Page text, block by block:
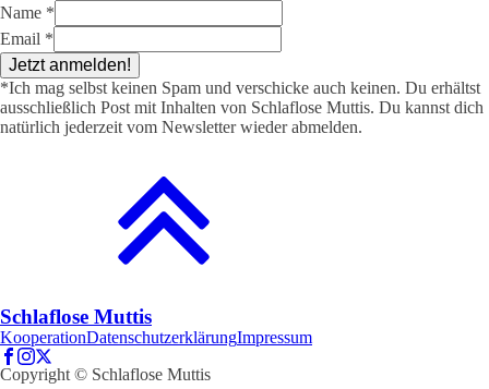
Name *
Email *
Jetzt anmelden!
*Ich mag selbst keinen Spam und verschicke auch keinen. Du erhältst
ausschließlich Post mit Inhalten von Schlaflose Muttis. Du kannst dich
natürlich jederzeit vom Newsletter wieder abmelden.
Schlaflose Muttis
KooperationDatenschutzerklärungImpressum
Copyright © Schlaflose Muttis